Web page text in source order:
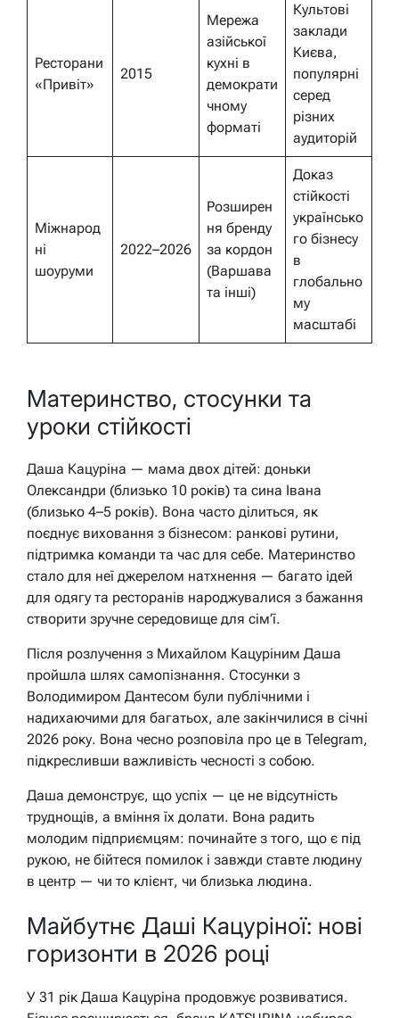
Ресторани
«Привіт»
2015
Мережа
азійської
кухні в
демократи
чному
форматі
Культові
заклади
Києва,
популярні
серед
різних
аудиторій
Міжнарод
ні
шоуруми
2022–2026
Розширен
ня бренду
за кордон
(Варшава
та інші)
Доказ
стійкості
українсько
го бізнесу
в
глобально
му
масштабі
Материнство, стосунки та
уроки стійкості
Даша Кацуріна — мама двох дітей: доньки
Олександри (близько 10 років) та сина Івана
(близько 4–5 років). Вона часто ділиться, як
поєднує виховання з бізнесом: ранкові рутини,
підтримка команди та час для себе. Материнство
стало для неї джерелом натхнення — багато ідей
для одягу та ресторанів народжувалися з бажання
створити зручне середовище для сім’ї.
Після розлучення з Михайлом Кацуріним Даша
пройшла шлях самопізнання. Стосунки з
Володимиром Дантесом були публічними і
надихаючими для багатьох, але закінчилися в січні
2026 року. Вона чесно розповіла про це в Telegram,
підкресливши важливість чесності з собою.
Даша демонструє, що успіх — це не відсутність
труднощів, а вміння їх долати. Вона радить
молодим підприємцям: починайте з того, що є під
рукою, не бійтеся помилок і завжди ставте людину
в центр — чи то клієнт, чи близька людина.
Майбутнє Даші Кацуріної: нові
горизонти в 2026 році
У 31 рік Даша Кацуріна продовжує розвиватися.